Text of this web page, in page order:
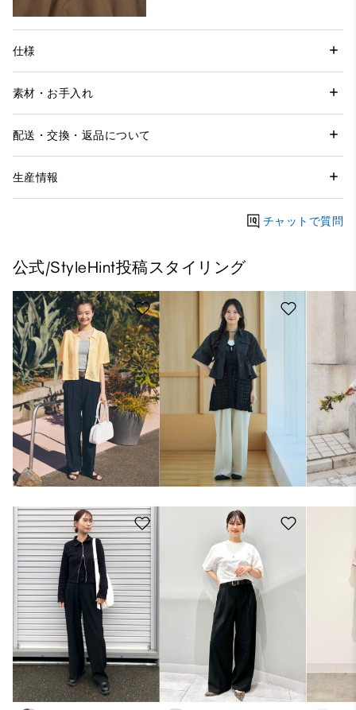
仕様
素材・お手入れ
配送・交換・返品について
生産情報
チャットで質問
公式/StyleHint投稿スタイリング